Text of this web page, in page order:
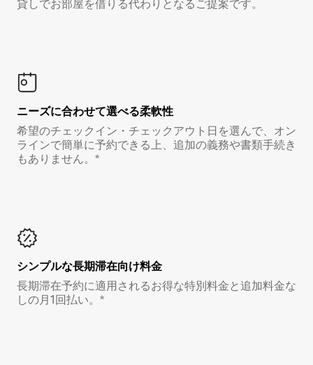
貸しでお部屋を借りる代わりとなるご提案です。
ニーズに合わせて選べる柔軟性
希望のチェックイン・チェックアウト日を選んで、オン
ラインで簡単に予約できる上、追加の義務や書類手続き
もありません。*
シンプルな長期滞在向け料金
長期滞在予約に適用されるお得な特別料金と追加料金な
しの月1回払い。*